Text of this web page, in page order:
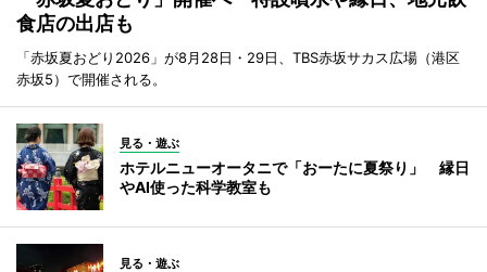
食店の出店も
「赤坂夏おどり2026」が8月28日・29日、TBS赤坂サカス広場（港区
赤坂5）で開催される。
見る・遊ぶ
ホテルニューオータニで「おーたに夏祭り」 縁日
やAI使った科学教室も
見る・遊ぶ